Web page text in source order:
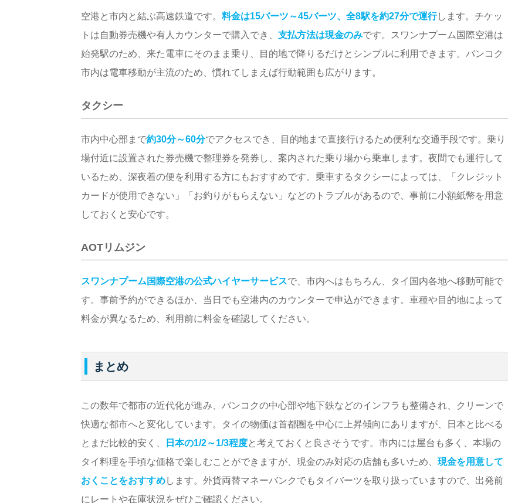
空港と市内と結ぶ高速鉄道です。 料金は15バーツ～45バーツ、全8駅を約27分で運行します。チケッ
トは自動券売機や有人カウンターで購入でき、 支払方法は現金のみです。スワンナプーム国際空港は
始発駅のため、来た電車にそのまま乗り、目的地で降りるだけとシンプルに利用できます。バンコク
市内は電車移動が主流のため、慣れてしまえば行動範囲も広がります。
タクシー
市内中心部まで約30分～60分でアクセスでき、目的地まで直接行けるため便利な交通手段です。乗り
場付近に設置された券売機で整理券を発券し、案内された乗り場から乗車します。夜間でも運行して
いるため、深夜着の便を利用する方にもおすすめです。乗車するタクシーによっては、「クレジット
カードが使用できない」「お釣りがもらえない」などのトラブルがあるので、事前に小額紙幣を用意
しておくと安心です。
AOTリムジン
スワンナプーム国際空港の公式ハイヤーサービスで、市内へはもちろん、タイ国内各地へ移動可能で
す。事前予約ができるほか、当日でも空港内のカウンターで申込ができます。車種や目的地によって
料金が異なるため、利用前に料金を確認してください。
まとめ
この数年で都市の近代化が進み、バンコクの中心部や地下鉄などのインフラも整備され、クリーンで
快適な都市へと変化しています。タイの物価は首都圏を中心に上昇傾向にありますが、日本と比べる
とまだ比較的安く、
日本の1/2～1/3程度と考えておくと良さそうです。市内には屋台も多く、本場の
タイ料理を手頃な価格で楽しむことができますが、現金のみ対応の店舗も多いため、 現金を用意して
おくことをおすすめします。外貨両替マネーバンクでもタイバーツを取り扱っていますので、出発前
にレートや在庫状況をぜひご確認ください。